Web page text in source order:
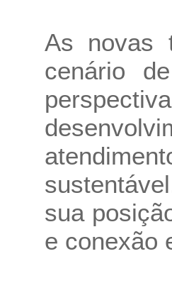
As novas
cenário
sua
e conexão